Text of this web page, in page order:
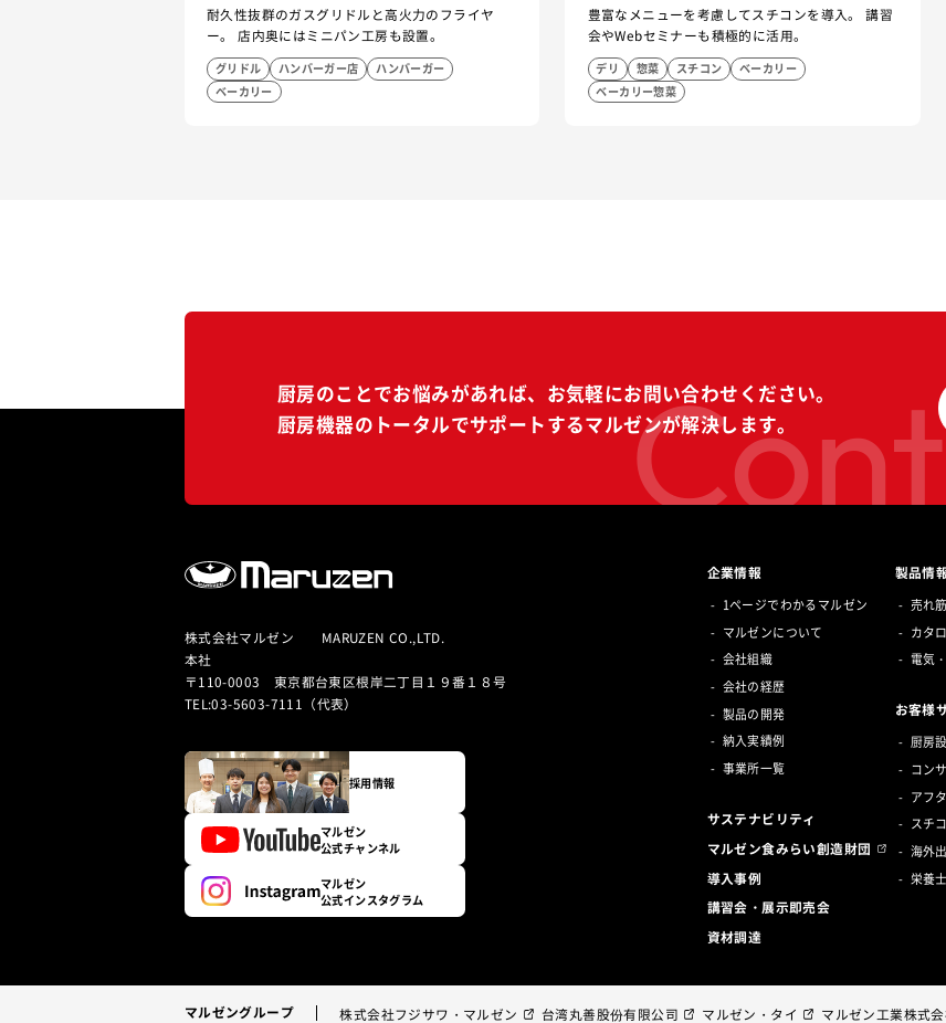
耐久性抜群のガスグリドルと高火力のフライヤ
ー。 店内奥にはミニパン工房も設置。
グリドル ハンバーガー店
ハンバーガー
ベーカリー
豊富なメニューを考慮してスチコンを導入。 講習
会やWebセミナーも積極的に活用。
デリ 惣菜 スチコン
ベーカリー
ベーカリー惣菜
厨房のことでお悩みがあれば、 お気軽にお問い合わせください。
厨房機器のトータルでサポートするマルゼンが解決します。
株式会社マルゼン MARUZEN CO.,LTD.
本社
〒110-0003 東京都台東区根岸二丁目１９番１８号
TEL:03-5603-7111（代表）
採用情報
マルゼン
公式チャンネル
マルゼン
公式インスタグラム
企業情報
1ページでわかるマルゼン
マルゼンについて
会社組織
会社の経歴
製品の開発
納入実績例
事業所一覧
サステナビリティ
マルゼン食みらい創造財団
導入事例
講習会・展示即売会
資材調達
製品情
売れ
カタ
電気
お客様
厨房
コン
アフ
スチ
海外
栄養
マルゼングループ 株式会社フジサワ・マルゼン 台湾丸善股份有限公司 マルゼン・タイ マルゼン工業株式